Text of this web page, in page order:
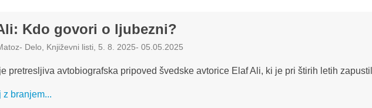
Kdo govori o ljubezni?
- Delo, Književni listi, 5. 8. 2025- 05.05.2025
pretresljiva avtobiografska pripoved švedske avtorice Elaf Ali, ki je pri štirih letih
z branjem...